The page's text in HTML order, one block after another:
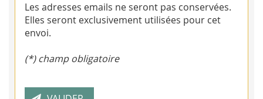
Les adresses emails ne seront pas conservées.
Elles seront exclusivement utilisées pour cet
envoi.
(*) champ obligatoire